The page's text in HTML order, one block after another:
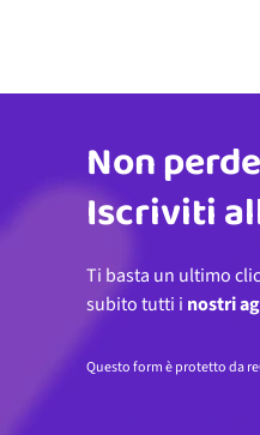
Indirizzo email
Non
Iscriviti
Ti basta un ultimo
subito tutti i nostri
Questo form è protetto da